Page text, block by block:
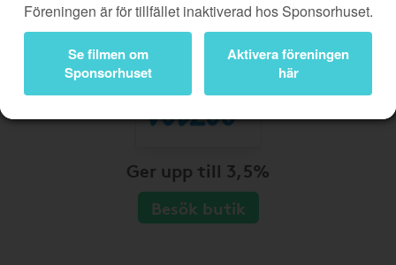
Bli medlem
Logga in
Föreningen är för tillfället inaktiverad hos Sponsorhuset.
Se filmen om
Sponsorhuset
Aktivera föreningen
här
Ger upp till 3,5%
Besök butik